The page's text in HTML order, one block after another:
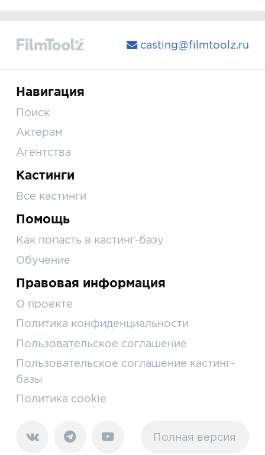
casting@filmtoolz.ru
Навигация
Поиск
Актерам
Агентства
Кастинги
Все кастинги
Помощь
Как попасть в кастинг-базу
Обучение
Правовая информация
О проекте
Политика конфиденциальности
Пользовательское соглашение
Пользовательское соглашение кастинг-
базы
Политика cookie
Полная версия